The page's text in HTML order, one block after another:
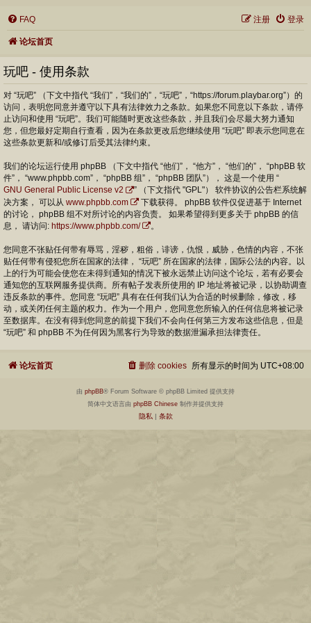
FAQ 登录
注册
论坛首页
玩吧 - 使用条款
对 “玩吧” （下文中指代 “我们”，“我们的”，“玩吧”，“https://forum.playbar.org”）的
访问，表明您同意并遵守以下具有法律效力之条款。如果您不同意以下条款，请停
止访问和使用 “玩吧”。我们可能随时更改这些条款，并且我们会尽最大努力通知
您，但您最好定期自行查看，因为在条款更改后您继续使用 “玩吧” 即表示您同意在
这些条款更新和/或修订后受其法律约束。
我们的论坛运行使用 phpBB （下文中指代 “他们”， “他方”， “他们的”， “phpBB 软
件”， “www.phpbb.com”， “phpBB 组”， “phpBB 团队”）， 这是一个使用 “
GNU General Public License v2
” （下文指代 "GPL"） 软件协议的公告栏系统解
决方案， 可以从 www.phpbb.com
下载获得。 phpBB 软件仅促进基于 Internet
的讨论， phpBB 组不对所讨论的内容负责。 如果希望得到更多关于 phpBB 的信
息， 请访问: https://www.phpbb.com/ 。
您同意不张贴任何带有辱骂，淫秽，粗俗，诽谤，仇恨，威胁，色情的内容，不张
贴任何带有侵犯您所在国家的法律， “玩吧” 所在国家的法律，国际公法的内容。以
上的行为可能会使您在未得到通知的情况下被永远禁止访问这个论坛，若有必要会
通知您的互联网服务提供商。所有帖子发表所使用的 IP 地址将被记录，以协助调查
违反条款的事件。您同意 “玩吧” 具有在任何我们认为合适的时候删除，修改，移
动，或关闭任何主题的权力。作为一个用户，您同意您所输入的任何信息将被记录
至数据库。在没有得到您同意的前提下我们不会向任何第三方发布这些信息，但是
“玩吧” 和 phpBB 不为任何因为黑客行为导致的数据泄漏承担法律责任。
论坛首页 所有显示的时间为 UTC+08:00
删除 cookies
由 phpBB® Forum Software © phpBB Limited 提供支持
简体中文语言由 phpBB Chinese 制作并提供支持
隐私| 条款